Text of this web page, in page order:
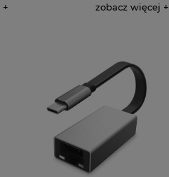
zobacz więcej